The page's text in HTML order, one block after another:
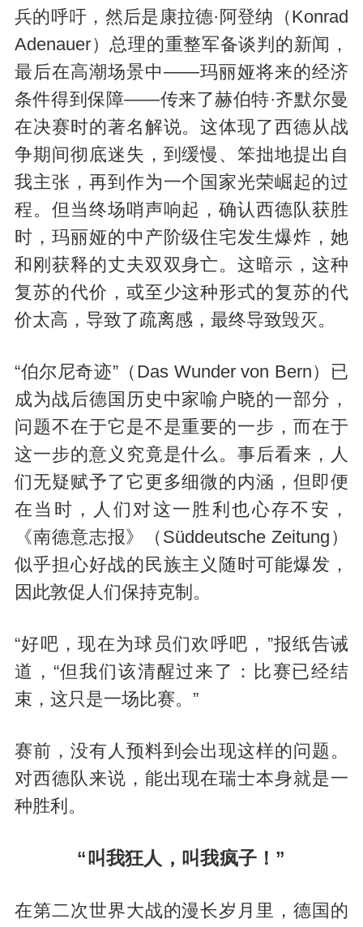
兵的呼吁，然后是康拉德·阿登纳（Konrad
Adenauer）总理的重整军备谈判的新闻，
最后在高潮场景中——玛丽娅将来的经济
条件得到保障——传来了赫伯特·齐默尔曼
在决赛时的著名解说。这体现了西德从战
争期间彻底迷失，到缓慢、笨拙地提出自
我主张，再到作为一个国家光荣崛起的过
程。但当终场哨声响起，确认西德队获胜
时，玛丽娅的中产阶级住宅发生爆炸，她
和刚获释的丈夫双双身亡。这暗示，这种
复苏的代价，或至少这种形式的复苏的代
价太高，导致了疏离感，最终导致毁灭。
“伯尔尼奇迹”（Das Wunder von Bern）已
成为战后德国历史中家喻户晓的一部分，
问题不在于它是不是重要的一步，而在于
这一步的意义究竟是什么。事后看来，人
们无疑赋予了它更多细微的内涵，但即便
在当时，人们对这一胜利也心存不安，
《南德意志报》（Süddeutsche Zeitung）
似乎担心好战的民族主义随时可能爆发，
因此敦促人们保持克制。
“好吧，现在为球员们欢呼吧，”报纸告诫
道，“但我们该清醒过来了：比赛已经结
束，这只是一场比赛。”
赛前，没有人预料到会出现这样的问题。
对西德队来说，能出现在瑞士本身就是一
种胜利。
“叫我狂人，叫我疯子！”
在第二次世界大战的漫长岁月里，德国的